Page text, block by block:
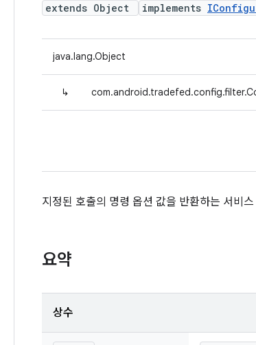
extends Object
implements
java.lang.Object
↳
지정된 호출의 명령 옵션 값을 반환하는 서비
요약
상수